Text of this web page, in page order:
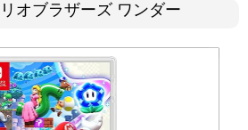
オブラザーズ ワンダー